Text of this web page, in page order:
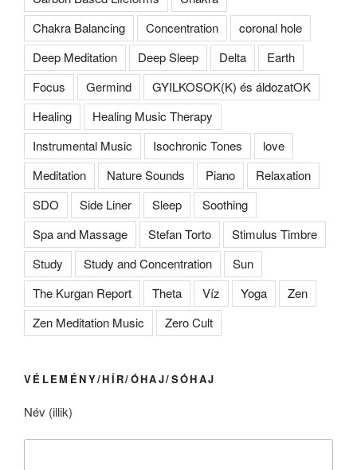
Chakra Balancing
Concentration
coronal hole
Deep Meditation
Deep Sleep Delta
Earth
Focus
Germind
GYILKOSOK(K) és áldozatOK
Healing
Healing Music Therapy
Instrumental Music
Isochronic Tones
love
Meditation
Nature Sounds Piano
Relaxation
SDO
Side Liner Sleep
Soothing
Spa and Massage
Stefan Torto
Stimulus Timbre
Study
Study and Concentration
Sun
The Kurgan Report
Theta Víz Yoga
Zen
Zen Meditation Music
Zero Cult
VÉLEMÉNY/HÍR/ÓHAJ/SÓHAJ
Név (illik)